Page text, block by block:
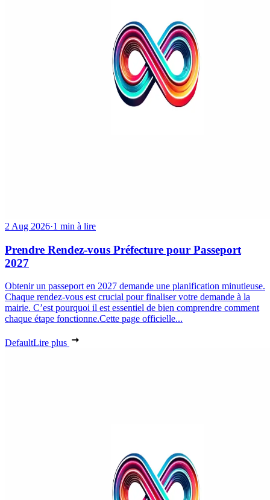
2 Aug 2026·1 min à lire
Prendre Rendez-vous Préfecture pour Passeport
2027
Obtenir un passeport en 2027 demande une planification minutieuse.
Chaque rendez-vous est crucial pour finaliser votre demande à la
mairie. C’est pourquoi il est essentiel de bien comprendre comment
chaque étape fonctionne.Cette page officielle...
DefaultLire plus